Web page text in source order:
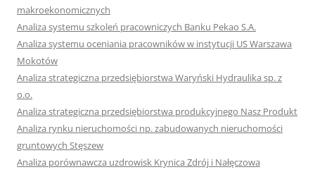
makroekonomicznych
Analiza systemu szkoleń pracowniczych Banku Pekao S.A.
Analiza systemu oceniania pracowników w instytucji US Warszawa
Mokotów
Analiza strategiczna przedsiębiorstwa Waryński Hydraulika sp. z
o.o.
Analiza strategiczna przedsiębiorstwa produkcyjnego Nasz Produkt
Analiza rynku nieruchomości np. zabudowanych nieruchomości
gruntowych Stęszew
Analiza porównawcza uzdrowisk Krynica Zdrój i Nałęczowa